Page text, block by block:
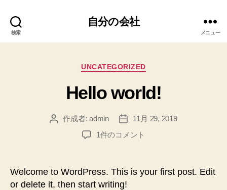
検索
自分の会社
メニュー
カ
ゴ
リ
UNCATEGORIZED
Hello world!
投
作成者:admin
投
稿
11月 29, 2019
Hello
1件のコメント
Welcome to WordPress. This is your first post. Edit
or delete it, then start writing!